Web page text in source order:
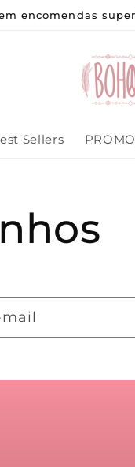
encomendas
Sellers
mail